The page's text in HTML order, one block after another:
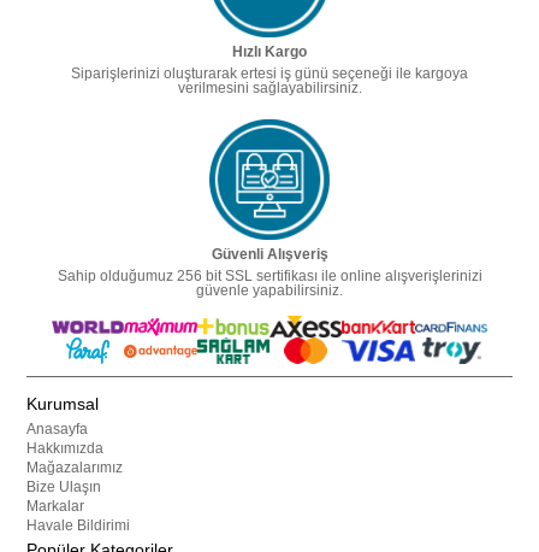
Hızlı Kargo
Siparişlerinizi oluşturarak ertesi iş günü seçeneği ile kargoya
verilmesini sağlayabilirsiniz.
Güvenli Alışveriş
Sahip olduğumuz 256 bit SSL sertifikası ile online alışverişlerinizi
güvenle yapabilirsiniz.
Kurumsal
Anasayfa
Hakkımızda
Mağazalarımız
Bize Ulaşın
Markalar
Havale Bildirimi